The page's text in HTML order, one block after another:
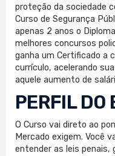
proteção da sociedade
Curso de Segurança
apenas 2 anos o
melhores concursos
ganha um Certificado a
currículo, acelerando
aquele aumento de
PERFIL DO
O Curso vai direto ao
Mercado exigem. Você
entender as leis penais,